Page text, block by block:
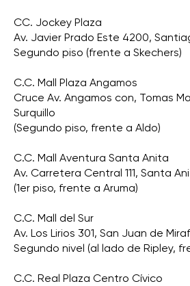
CC. Jockey Plaza
Av. Javier Prado Este 4200,
Segundo piso (frente a Skechers)
C.C. Mall Plaza Angamos
Cruce Av. Angamos con, Tomas
Surquillo
(Segundo piso, frente a Aldo)
C.C. Mall Aventura Santa Anita
Av. Carretera Central 111, Santa
(1er piso, frente a Aruma)
C.C. Mall del Sur
Av. Los Lirios 301, San Juan de
Segundo nivel (al lado de Ripley,
C.C. Real Plaza Centro Cívico